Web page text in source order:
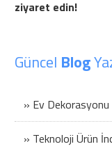
ziyaret edin!
Güncel Blog
» Ev Dekorasyonu
» Teknoloji Ürün